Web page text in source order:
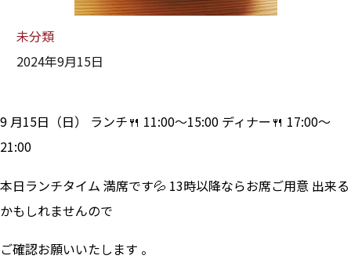
未分類
2024年9月15日
9 月15日（日） ランチ🍴 11:00～15:00 ディナー🍴 17:00～
21:00
本日ランチタイム 満席です💦 13時以降ならお席ご用意 出来る
かもしれませんので
ご確認お願いいたします 。